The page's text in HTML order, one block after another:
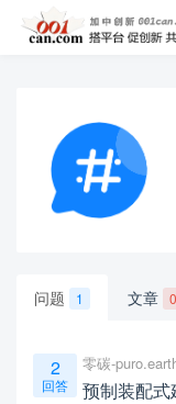
问题 1 文章 0
2
回答
零碳-
预制装配式